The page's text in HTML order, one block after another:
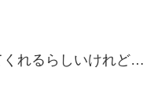
くれるらしいけれど…